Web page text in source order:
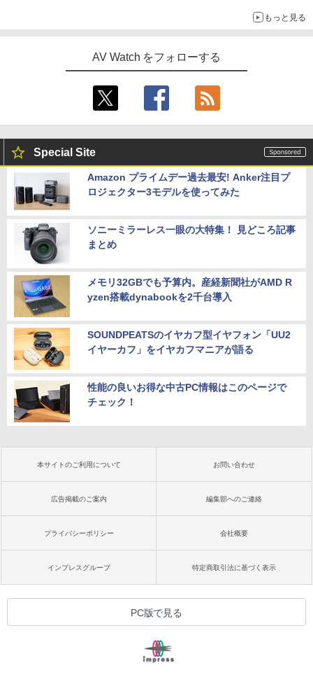
もっと見る
AV Watch をフォローする
Special Site
Amazon プライムデー過去最安! Anker注目プ
ロジェクター3モデルを使ってみた
ソニーミラーレス一眼の大特集！ 見どころ記事
まとめ
メモリ32GBでも予算内。産経新聞社がAMD R
yzen搭載dynabookを2千台導入
SOUNDPEATSのイヤカフ型イヤフォン「UU2
イヤーカフ」をイヤカフマニアが語る
性能の良いお得な中古PC情報はこのページで
チェック！
本サイトのご利用について お問い合わせ
広告掲載のご案内 編集部へのご連絡
プライバシーポリシー 会社概要
インプレスグループ 特定商取引法に基づく表示
PC版で見る